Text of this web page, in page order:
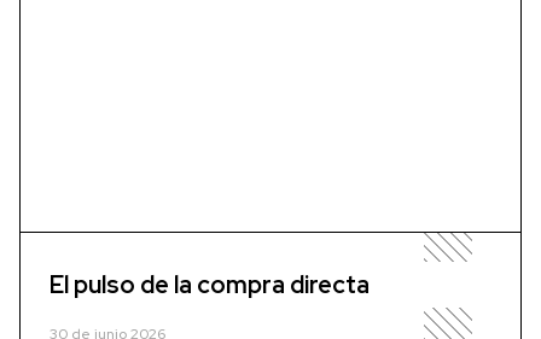
El pulso de la compra directa
30 de junio 2026